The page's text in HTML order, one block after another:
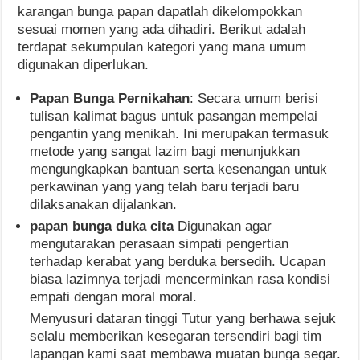
karangan bunga papan dapatlah dikelompokkan
sesuai momen yang ada dihadiri. Berikut adalah
terdapat sekumpulan kategori yang mana umum
digunakan diperlukan.
Papan Bunga Pernikahan: Secara umum berisi
tulisan kalimat bagus untuk pasangan mempelai
pengantin yang menikah. Ini merupakan termasuk
metode yang sangat lazim bagi menunjukkan
mengungkapkan bantuan serta kesenangan untuk
perkawinan yang yang telah baru terjadi baru
dilaksanakan dijalankan.
papan bunga duka cita Digunakan agar
mengutarakan perasaan simpati pengertian
terhadap kerabat yang berduka bersedih. Ucapan
biasa lazimnya terjadi mencerminkan rasa kondisi
empati dengan moral moral.
Menyusuri dataran tinggi Tutur yang berhawa sejuk
selalu memberikan kesegaran tersendiri bagi tim
lapangan kami saat membawa muatan bunga segar.